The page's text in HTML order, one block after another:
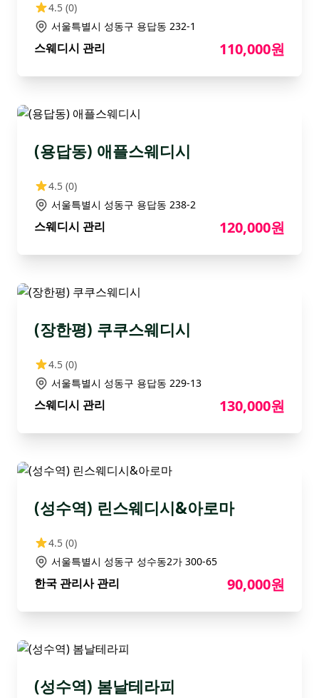
4.5 (0)
서울특별시 성동구 용답동 232-1
스웨디시 관리 110,000원
(용답동) 애플스웨디시
4.5 (0)
서울특별시 성동구 용답동 238-2
스웨디시 관리 120,000원
(장한평) 쿠쿠스웨디시
4.5 (0)
서울특별시 성동구 용답동 229-13
스웨디시 관리 130,000원
(성수역) 린스웨디시&아로마
4.5 (0)
서울특별시 성동구 성수동2가 300-65
한국 관리사 관리 90,000원
(성수역) 봄날테라피